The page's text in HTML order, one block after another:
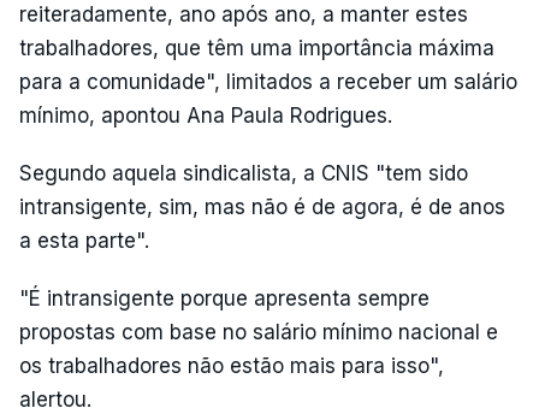
reiteradamente, ano após ano, a manter estes
trabalhadores, que têm uma importância máxima
para a comunidade", limitados a receber um salário
mínimo, apontou Ana Paula Rodrigues.
Segundo aquela sindicalista, a CNIS "tem sido
intransigente, sim, mas não é de agora, é de anos
a esta parte".
"É intransigente porque apresenta sempre
propostas com base no salário mínimo nacional e
os trabalhadores não estão mais para isso",
alertou.